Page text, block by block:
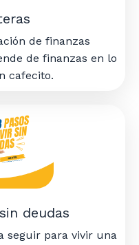
de finanzas
de finanzas en lo
cafecito.
deudas
seguir para vivir una